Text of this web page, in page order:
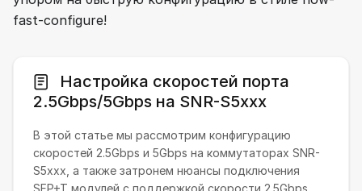
fast-configure!
Настройка скоростей порта
2.5Gbps/5Gbps на SNR-S5xxx
В этой статье мы рассмотрим конфигурацию
скоростей 2.5Gbps и 5Gbps на коммутаторах SNR-
S5xxx, а также затронем нюансы подключения
SFP+T модулей с поддержкой скорости 2.5Gbps